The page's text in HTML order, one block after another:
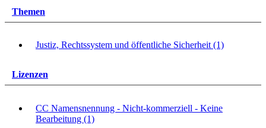
Themen
Justiz, Rechtssystem und öffentliche Sicherheit (1)
Lizenzen
CC Namensnennung - Nicht-kommerziell - Keine
Bearbeitung (1)